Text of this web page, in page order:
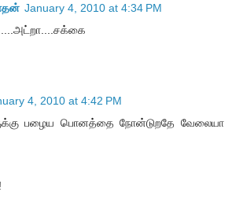
January 4, 2010 at 4:34 PM
4, 2010 at 4:42 PM
பழைய பொனத்தை நோன்டுறதே வேலையா